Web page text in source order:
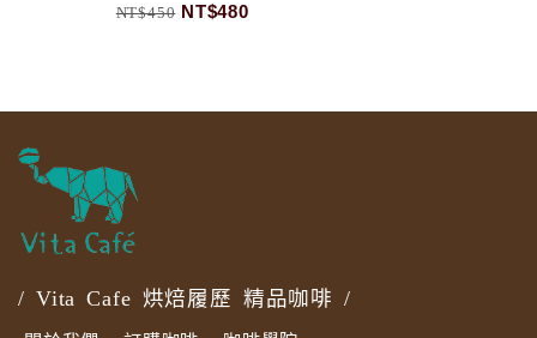
NT$450 NT$480
/ Vita Cafe 烘焙履歷 精品咖啡 /